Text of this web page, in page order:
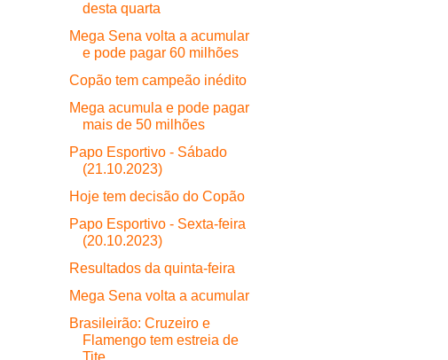
desta quarta
Mega Sena volta a acumular
e pode pagar 60 milhões
Copão tem campeão inédito
Mega acumula e pode pagar
mais de 50 milhões
Papo Esportivo - Sábado
(21.10.2023)
Hoje tem decisão do Copão
Papo Esportivo - Sexta-feira
(20.10.2023)
Resultados da quinta-feira
Mega Sena volta a acumular
Brasileirão: Cruzeiro e
Flamengo tem estreia de
Tite